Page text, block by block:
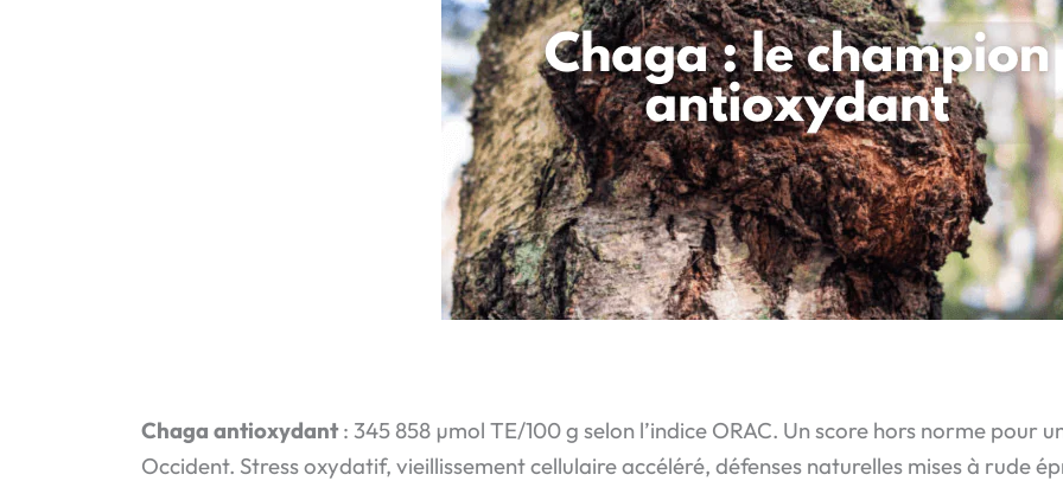
Chaga antioxydant: 345 858 µmol TE/100 g selon l’indice ORAC. Un score hors norme pour
Occident. Stress oxydatif, vieillissement cellulaire accéléré, défenses naturelles mises à rude